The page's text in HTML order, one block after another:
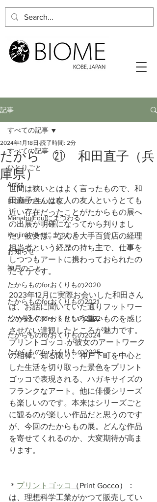
記事
すべての記事
ひとりごと
Artist
BIOMEの生い立ち
Manabu(Edu)にまつわる
Kanjiru（Art)にまつわる
お知らせ
神戸のこと
たからものforおくりもの2020
たからものforおくりもの2021
たからものforおくりもの2022
たからものforおくりもの2024
たからものforおくりもの2025
すべての記事
たから ㉑ 和田直子（兵
庫県）
2024年1月18日 読了時間: 2分
世間は狭いとはよく言ったもので、和
田直子さんは友人の友人というとても
近い存在だったことがたからもの展へ
の出展が明確になってから判りまし
た。彼女は、なんと大手百貨店の経理
担当者という経歴の持ち主で、仕事を
しつつもアートに携わっておられたの
だそうです。
2023年12月に実際お会いした和田さん
は、お話に聞いていた通りフットワー
クが軽くアートという重いものを感じ
させない達観したところが魅力です。
プリントゴッコ
＊ が彼女のアートワーク
の相棒。知る限り、神戸下町を中心と
した生活を切り取った景色をプリント
ゴッコで表現される、ハガキサイズの
フランクなアート。他に俳優シリーズ
も楽しいのです。本来はシリーズごと
に観るのが楽しい作品だと思うのです
が、今回のたからもの展。どんな作品
を寄せてくれるのか、大変期待が高ま
ります。
＊ プリントゴッコ （Print Gocco）：
は、 理想科学工業がかつて販売してい